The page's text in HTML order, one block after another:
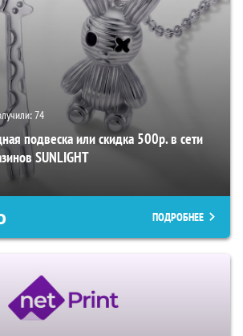
74
подвеска или скидка 500р. в сети
SUNLIGHT
ПОДРОБНЕЕ